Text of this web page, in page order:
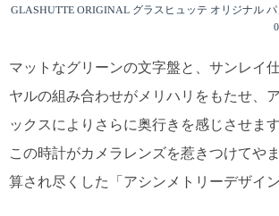
GLASHUTTE ORIGINAL グラスヒュッテ オリジナル
マットなグリーンの文字盤と、サンレイ
ヤルの組み合わせがメリハリをもたせ、
ックスによりさらに奥行きを感じさせます
この時計がカメラレンズを惹きつけてや
算され尽くした「アシンメトリーデザイ